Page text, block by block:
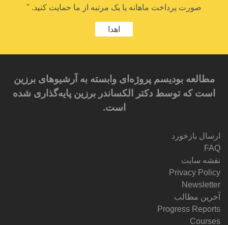
صورت پرداخت ماهانه یا یک مرتبه از ما حمایت کنید. "
اهدا
مطالعه بودیسم پروژه‌ای وابسته به آرشیوهای برزین
است که توسط دکتر الکساندر برزین پایه‌گذاری شده
است.
ارسال بازخورد
FAQ
نقشه سایت
Privacy Policy
Newsletter
آخرین مطالب
Progress Reports
Courses